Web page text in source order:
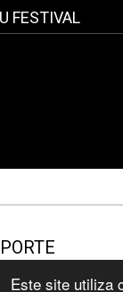
Este site utiliza
FESTIVAL
conta
autenticação